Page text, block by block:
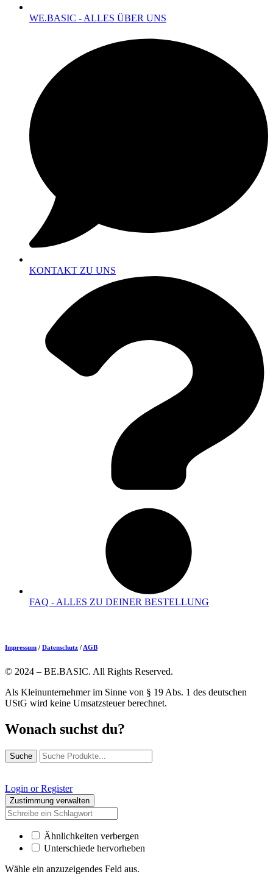
WE.BASIC - ALLES ÜBER UNS
KONTAKT ZU UNS
FAQ - ALLES ZU DEINER BESTELLUNG
Impressum / Datenschutz /AGB
© 2024 – BE.BASIC. All Rights Reserved.
Als Kleinunternehmer im Sinne von § 19 Abs. 1 des deutschen
UStG wird keine Umsatzsteuer berechnet.
Wonach suchst du?
Suche
Login or Register
Zustimmung verwalten
Ähnlichkeiten verbergen
Unterschiede hervorheben
Wähle ein anzuzeigendes Feld aus.